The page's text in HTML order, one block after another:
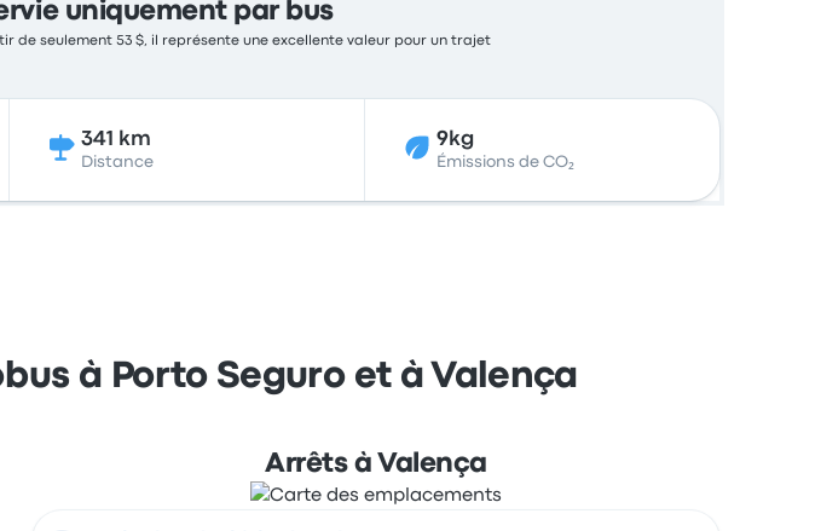
uniquement par bus
de seulement 53 $, il représente une excellente valeur pour un trajet
341 km
Distance
9kg
Émissions de CO₂
à Porto Seguro et à Valença
Arrêts à Valença